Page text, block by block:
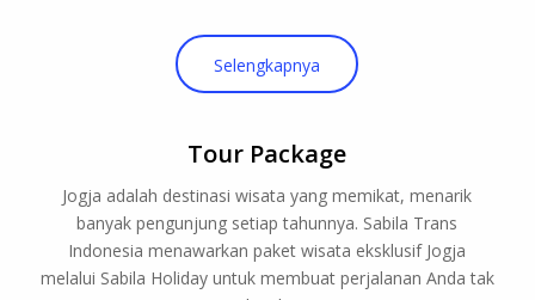
Selengkapnya
Tour Package
Jogja adalah destinasi wisata yang memikat, menarik
banyak pengunjung setiap tahunnya. Sabila Trans
Indonesia menawarkan paket wisata eksklusif Jogja
melalui Sabila Holiday untuk membuat perjalanan Anda tak